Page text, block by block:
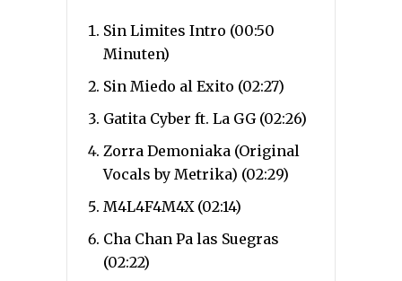
Sin Limites Intro (00:50
Minuten)
Sin Miedo al Exito (02:27)
Gatita Cyber ft. La GG (02:26)
Zorra Demoniaka (Original
Vocals by Metrika) (02:29)
M4L4F4M4X (02:14)
Cha Chan Pa las Suegras
(02:22)